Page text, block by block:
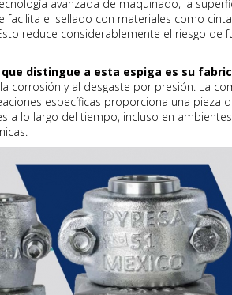
avanzada de maquinado, la
facilita el sellado con materiales como
reduce considerablemente el riesgo de
distingue a esta espiga es su
corrosión y al desgaste por presión. La
específicas proporciona una pieza
a lo largo del tiempo, incluso en